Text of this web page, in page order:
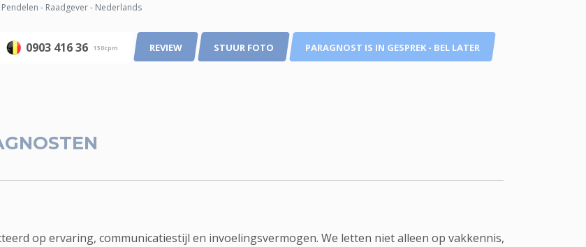
- Raadgever - Nederlands
0903 416 36 150cpm REVIEW STUUR FOTO PARAGNOST IS IN GESPREK - BEL LATER
op ervaring, communicatiestijl en invoelingsvermogen. We letten niet alleen op vakkennis,